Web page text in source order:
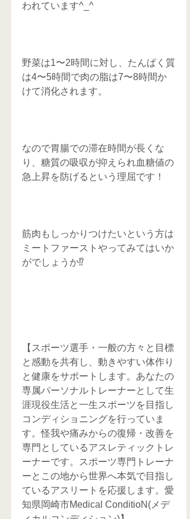
われています^_^
野菜は1〜2時間に対し、たんぱく質
は4〜5時間で肉の脂は7〜8時間か
けて消化されます。
なので胃腸での滞在時間が長くな
り、糖質の吸収が抑えられ血糖値の
急上昇を防げるという理屈です！
筋肉もしっかりつけたいという方は
ミートファーストやってみてはいか
がでしょうか⁉️
【スポーツ選手・一般の方々と目標
と感動を共有し、動きやすい体作り
と健康をサポートします。あなたの
専属パーソナルトレーナーとして生
涯現役生活と一生スポーツを目指し
コンディショニングを行っていま
す。怪我や痛みからの復帰・改善を
専門としているアスレティックトレ
ーナーです。スポーツ専門トレーナ
ーとこの地から世界へ本気で目指し
ているアスリートを応援します。愛
知県岡崎市Medical ConditioN(メデ